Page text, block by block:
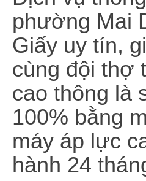
phường Mai
Giấy uy tín,
cùng đội thợ
cao thông là
100% bằng
máy áp lực
hành 24